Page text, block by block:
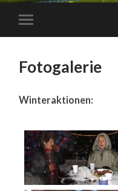
Fotogalerie
Winteraktionen: